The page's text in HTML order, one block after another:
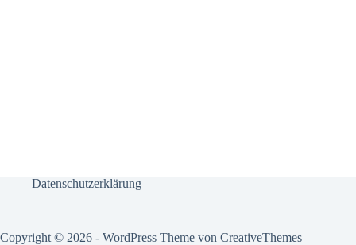
Datenschutzerklärung
Copyright © 2026 - WordPress Theme von CreativeThemes